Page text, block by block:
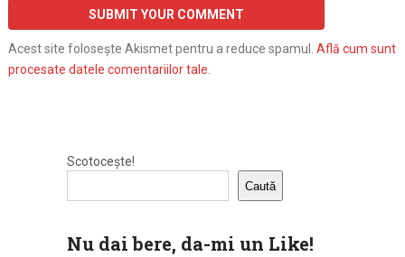
Acest site folosește Akismet pentru a reduce spamul. Află cum sunt
procesate datele comentariilor tale
Scotocește!
Caută
Nu dai bere, da-mi un Like!